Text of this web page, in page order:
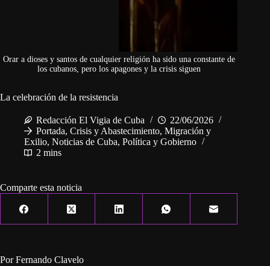
Orar a dioses y santos de cualquier religión ha sido una constante de
los cubanos, pero los apagones y la crisis siguen
La celebración de la resistencia
Redacción El Vigia de Cuba
22/06/2026
Portada, Crisis y Abastecimiento, Migración y
Exilio, Noticias de Cuba, Política y Gobierno
2 mins
Comparte esta noticia
Por Fernando Clavelo